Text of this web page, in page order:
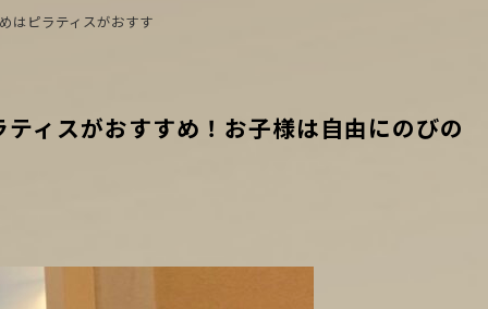
はピラティスがおすす
ィスがおすすめ！お子様は自由にのびの